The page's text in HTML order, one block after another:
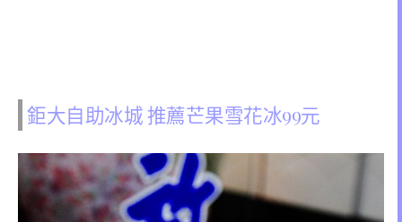
鉅大自助冰城 推薦芒果雪花冰99元